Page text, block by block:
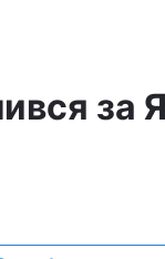
за